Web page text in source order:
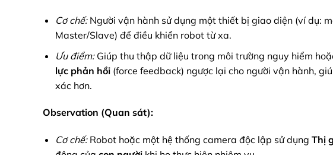
Cơ chế:Người vận hành sử dụng một thiết bị giao diện (ví dụ:
Master/Slave) để điều khiển robot từ xa.
Ưu điểm:Giúp thu thập dữ liệu trong môi trường nguy hiểm
lực phản hồi(force feedback) ngược lại cho người vận hành,
xác hơn.
Observation (Quan sát):
Cơ chế:Robot hoặc một hệ thống camera độc lập sử dụng Thị